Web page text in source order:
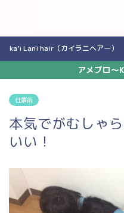
ka’i Lani hair（カイラニヘアー）
アメブロ〜
仕事術
本気でがむしゃ
いい！